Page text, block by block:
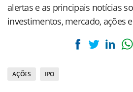
alertas e as principais notícias
investimentos, mercado, ações
AÇÕES IPO